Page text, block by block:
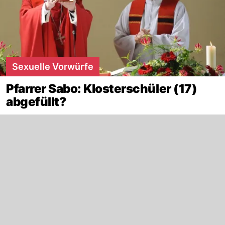
Sexuelle Vorwürfe
Pfarrer Sabo: Klosterschüler (17)
abgefüllt?